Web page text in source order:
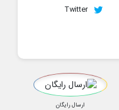
Twitter
ارسال رایگان